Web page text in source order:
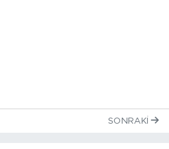
SONRAKI